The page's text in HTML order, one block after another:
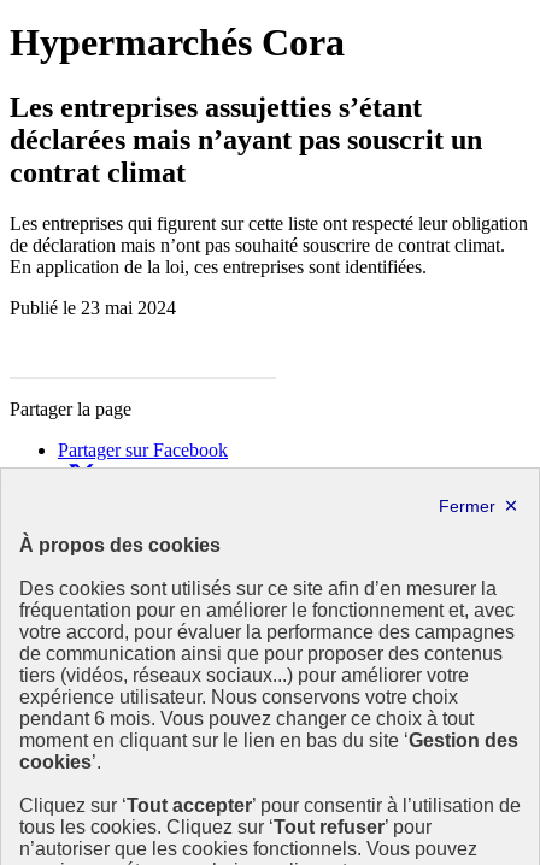
Hypermarchés Cora
Les entreprises assujetties s’étant
déclarées mais n’ayant pas souscrit un
contrat climat
Les entreprises qui figurent sur cette liste ont respecté leur obligation
de déclaration mais n’ont pas souhaité souscrire de contrat climat.
En application de la loi, ces entreprises sont identifiées.
Publié le 23 mai 2024
Partager la page
Partager sur Facebook
Copier dans le presse-papier
République
Française
Le portail est conçu pour être le point d'accès national à la
déclaration et au dépôt des contrats climat communications
commerciales et transition écologique. Il s'agit d'un site
gouvernemental, produit par le Commissariat général au
développement durable (CGDD), direction du ministère de la
info.gouv.fr- ouvre une nouvelle fenêtre
service-public.fr- ouvre une nouvelle fenêtre
À propos des cookies
Des cookies sont utilisés sur ce site afin d’en mesurer la
fréquentation pour en améliorer le fonctionnement et, avec
votre accord, pour évaluer la performance des campagnes
de communication ainsi que pour proposer des contenus
tiers (vidéos, réseaux sociaux...) pour améliorer votre
expérience utilisateur. Nous conservons votre choix
pendant 6 mois. Vous pouvez changer ce choix à tout
moment en cliquant sur le lien en bas du site ‘Gestion des
cookies’.
Cliquez sur ‘Tout accepter’ pour consentir à l’utilisation de
tous les cookies. Cliquez sur ‘Tout refuser’ pour
n’autoriser que les cookies fonctionnels. Vous pouvez